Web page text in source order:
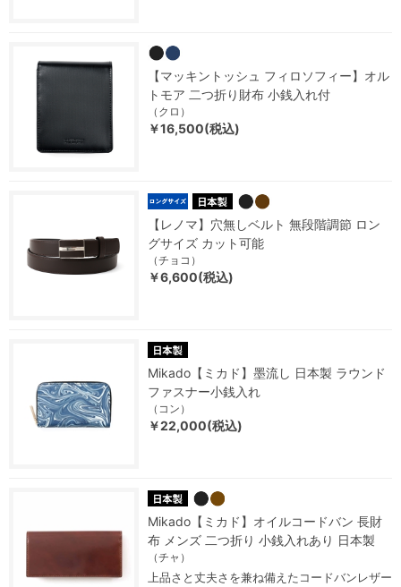
【マッキントッシュ フィロソフィー】オル
トモア 二つ折り財布 小銭入れ付
（クロ）
￥16,500(税込)
【レノマ】穴無しベルト 無段階調節 ロン
グサイズ カット可能
（チョコ）
￥6,600(税込)
Mikado【ミカド】墨流し 日本製 ラウンド
ファスナー小銭入れ
（コン）
￥22,000(税込)
Mikado【ミカド】オイルコードバン 長財
布 メンズ 二つ折り 小銭入れあり 日本製
（チャ）
上品さと丈夫さを兼ね備えたコードバンレザー